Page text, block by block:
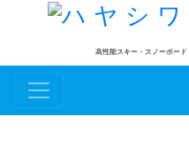
高性能スキー・スノーボード